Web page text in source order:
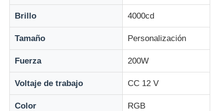
Brillo 4000cd
Tamaño Personalización
Fuerza 200W
Voltaje de trabajo CC 12 V
Color RGB